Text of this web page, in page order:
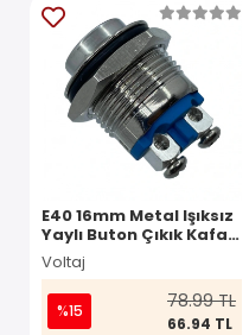
E40 16mm Metal Işıksız
Yaylı Buton Çıkık Kafa 1
NO IP67
Voltaj
%15 78.99 TL
66.94 TL